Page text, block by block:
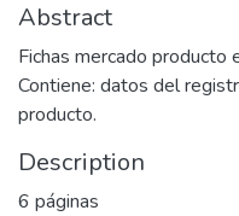
Abstract
Fichas mercado producto
Contiene: datos del
producto.
Description
6 páginas